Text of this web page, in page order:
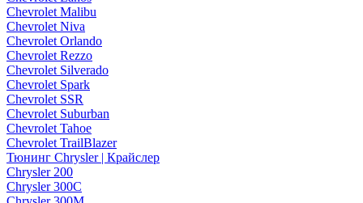
Chevrolet Malibu
Chevrolet Niva
Chevrolet Orlando
Chevrolet Rezzo
Chevrolet Silverado
Chevrolet Spark
Chevrolet SSR
Chevrolet Suburban
Chevrolet Tahoe
Chevrolet TrailBlazer
Тюнинг Chrysler | Крайслер
Chrysler 200
Chrysler 300C